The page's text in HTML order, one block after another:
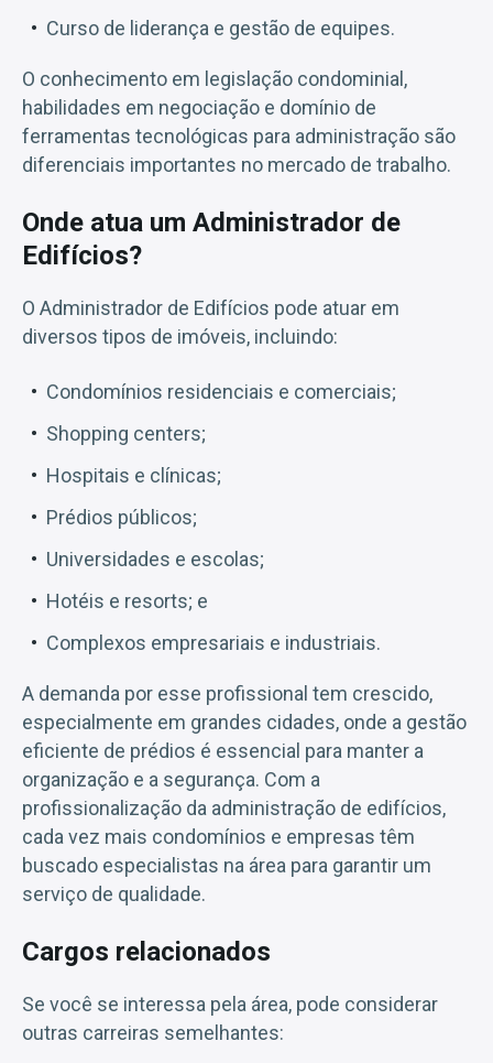
Curso de liderança e gestão de equipes.
O conhecimento em legislação condominial,
habilidades em negociação e domínio de
ferramentas tecnológicas para administração são
diferenciais importantes no mercado de trabalho.
Onde atua um Administrador de
Edifícios?
O Administrador de Edifícios pode atuar em
diversos tipos de imóveis, incluindo:
Condomínios residenciais e comerciais;
Shopping centers;
Hospitais e clínicas;
Prédios públicos;
Universidades e escolas;
Hotéis e resorts; e
Complexos empresariais e industriais.
A demanda por esse profissional tem crescido,
especialmente em grandes cidades, onde a gestão
eficiente de prédios é essencial para manter a
organização e a segurança. Com a
profissionalização da administração de edifícios,
cada vez mais condomínios e empresas têm
buscado especialistas na área para garantir um
serviço de qualidade.
Cargos relacionados
Se você se interessa pela área, pode considerar
outras carreiras semelhantes: